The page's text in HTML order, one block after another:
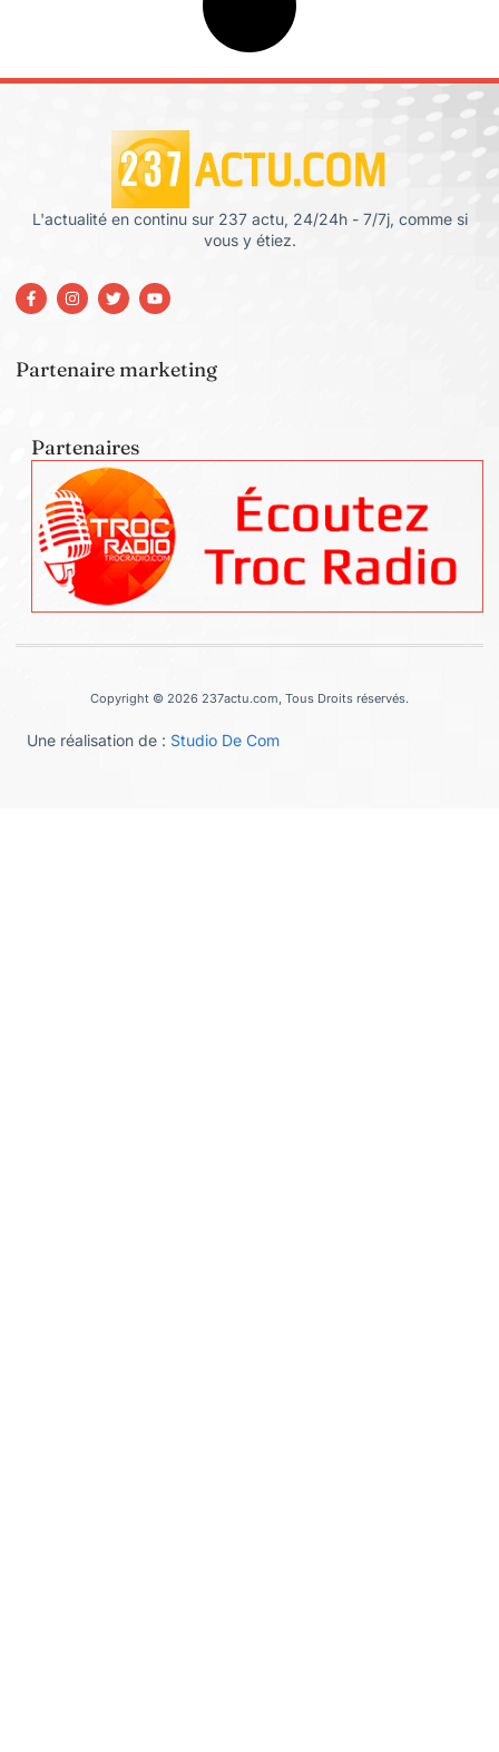
L'actualité en continu sur 237 actu, 24/24h - 7/7j, comme si
vous y étiez.
Partenaire marketing
Partenaires
Copyright © 2026 237actu.com, Tous Droits réservés.
Une réalisation de : Studio De Com